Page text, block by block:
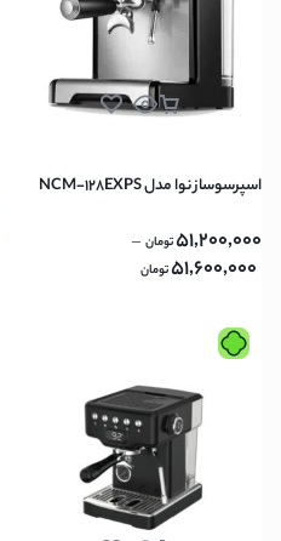
اسپرسوساز نوا مدل NCM-128EXPS
51,200,000تومان –
51,600,000تومان